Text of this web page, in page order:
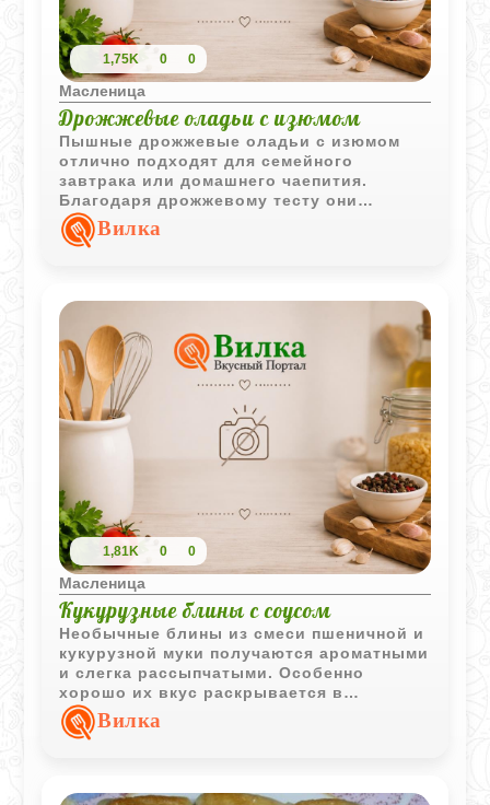
1,75K 0 0
Масленица
Дрожжевые оладьи с изюмом
Пышные дрожжевые оладьи с изюмом
отлично подходят для семейного
завтрака или домашнего чаепития.
Благодаря дрожжевому тесту они
получаются воздушными, а сладкий
изюм делает вкус особенно приятным.
Вилка
1,81K 0 0
Масленица
Кукурузные блины с соусом
Необычные блины из смеси пшеничной и
кукурузной муки получаются ароматными
и слегка рассыпчатыми. Особенно
хорошо их вкус раскрывается в
сочетании с насыщенным шотландским
масляным соусом на основе коричневого
Вилка